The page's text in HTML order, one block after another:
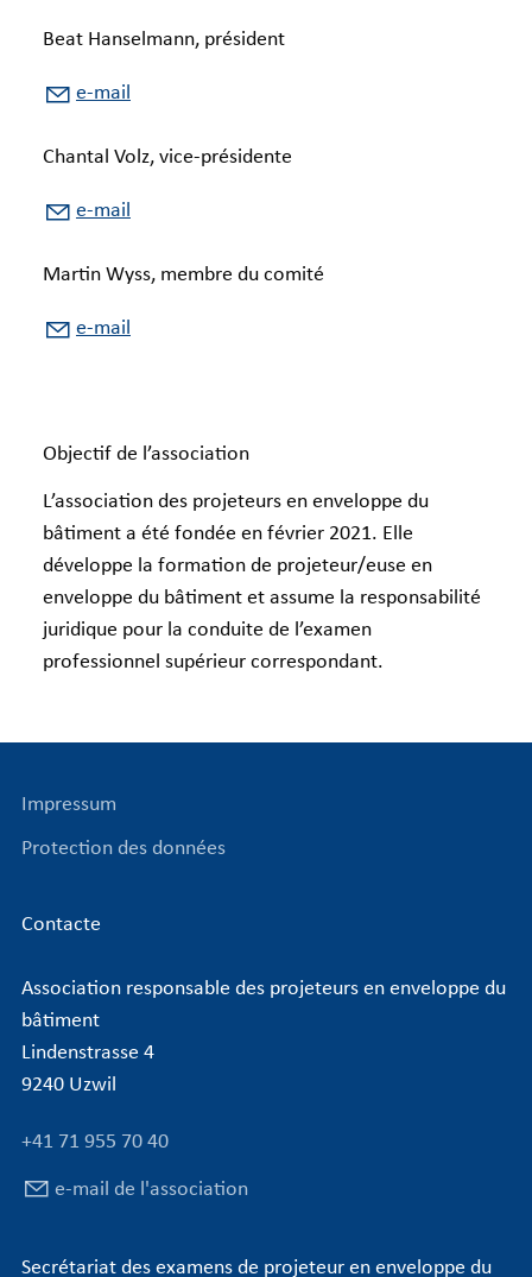
Beat Hanselmann, président
e-mail
Chantal Volz, vice-présidente
e-mail
Martin Wyss, membre du comité
e-mail
Objectif de l’association
L’association des projeteurs en enveloppe du
bâtiment a été fondée en février 2021. Elle
développe la formation de projeteur/euse en
enveloppe du bâtiment et assume la responsabilité
juridique pour la conduite de l’examen
professionnel supérieur correspondant.
Impressum
Protection des données
Contacte
Association responsable des projeteurs en enveloppe du
bâtiment
Lindenstrasse 4
9240 Uzwil
+41 71 955 70 40
e-mail de l'association
Secrétariat des examens de projeteur en enveloppe du